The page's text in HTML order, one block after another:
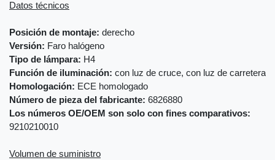
Datos técnicos
Posición de montaje: derecho
Versión: Faro halógeno
Tipo de lámpara: H4
Función de iluminación: con luz de cruce, con luz de carretera
Homologación: ECE homologado
Número de pieza del fabricante: 6826880
Los números OE/OEM son solo con fines comparativos:
9210210010
Volumen de suministro